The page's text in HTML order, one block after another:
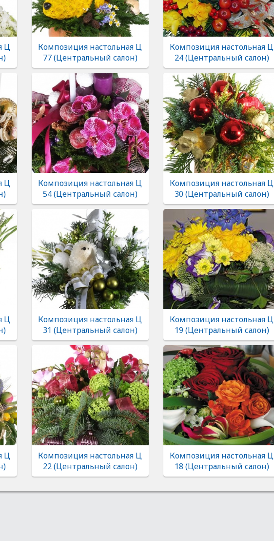
Ц
Композиция настольная Ц
77 (Центральный салон)
Композиция настольная Ц
24 (Центральный салон)
Ц
Композиция настольная Ц
54 (Центральный салон)
Композиция настольная Ц
30 (Центральный салон)
Ц
Композиция настольная Ц
31 (Центральный салон)
Композиция настольная Ц
19 (Центральный салон)
Ц
Композиция настольная Ц
22 (Центральный салон)
Композиция настольная Ц
18 (Центральный салон)